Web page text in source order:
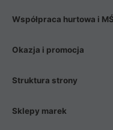
Współpraca hurtowa i
Okazja i promocja
Struktura strony
Sklepy marek